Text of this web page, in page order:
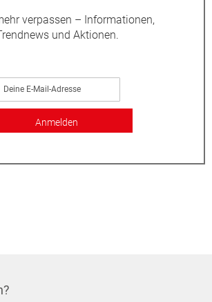
verpassen – Informationen,
und Aktionen.
Anmelden